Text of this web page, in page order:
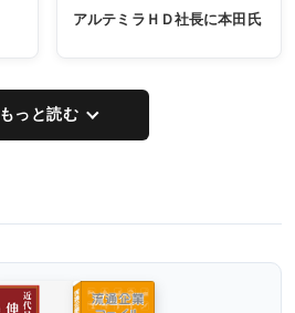
アルテミラＨＤ社長に本田氏
もっと読む